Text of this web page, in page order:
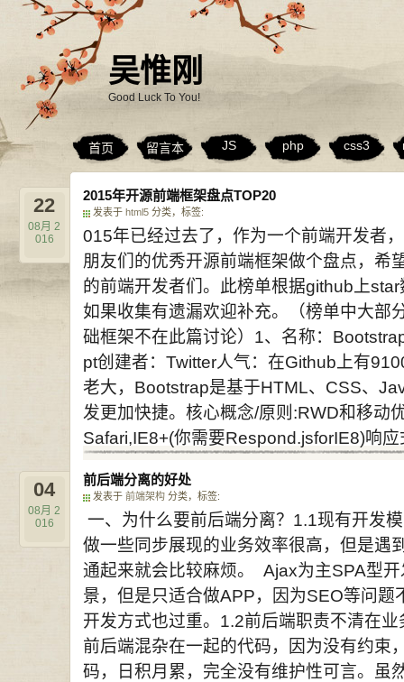
吴惟刚
Good Luck To You!
首页 留言本 JS php css3
2015年开源前端框架盘点TOP20
发表于 html5 分类，标签:
22
08月 2
016
015年已经过去了，作为一个前端开发者
朋友们的优秀开源前端框架做个盘点，希
的前端开发者们。此榜单根据github上
如果收集有遗漏欢迎补充。（榜单中大部
础框架不在此篇讨论）1、名称：
pt创建者：Twitter人气：在Github上有
老大，Bootstrap是基于HTML、CSS、
发更加快捷。核心概念/原则:RWD和移动
Safari,IE8+(你需要Respond.jsforIE8)响应
前后端分离的好处
发表于 前端架构 分类，标签:
04
08月 2
016
一、为什么要前后端分离？1.1现有开发
做一些同步展现的业务效率很高，但是遇
通起来就会比较麻烦。 Ajax为主SPA型
景，但是只适合做APP，因为SEO等问
开发方式也过重。1.2前后端职责不清在
前后端混杂在一起的代码，因为没有约束
码，日积月累，完全没有维护性可言。虽